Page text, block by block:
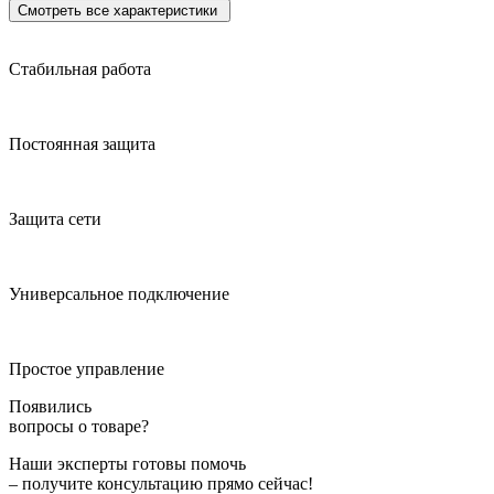
Смотреть все характеристики
Стабильная работа
Постоянная защита
Защита сети
Универсальное подключение
Простое управление
Появились
вопросы о товаре?
Наши эксперты готовы помочь
– получите консультацию прямо сейчас!